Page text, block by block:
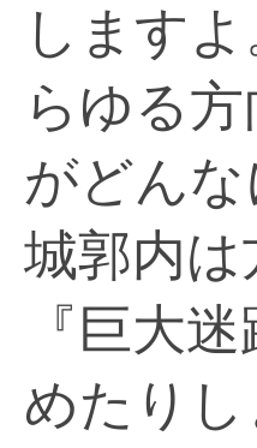
します
らゆる
がどん
城郭内
『巨大
めたりし